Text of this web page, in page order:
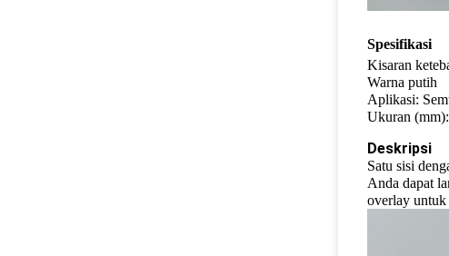
Spesifikasi
Kisaran
Warna putih
Aplikasi:
Ukuran
Deskripsi
Satu sisi
Anda dapat
overlay untuk